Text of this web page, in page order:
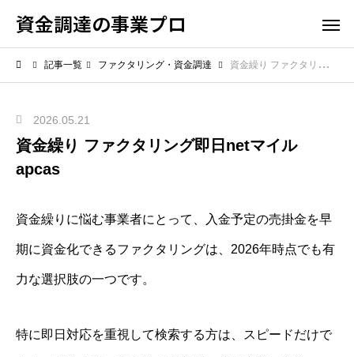
資金調達の事業プロ
記事一覧 ファクタリング・資金調達 資金繰り ファクタリング即日netマイルapcas
2026.05.21
資金繰り ファクタリング即日netマイル
apcas
資金繰りに悩む事業者にとって、入金予定の売掛金を早
期に資金化できるファクタリングは、2026年時点でも有
力な選択肢の一つです。
特に即日対応を重視して検索する方は、スピードだけで